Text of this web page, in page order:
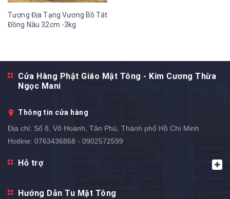
Tượng Địa Tạng Vương Bồ Tát
Đồng Nâu 32cm -3kg
Cửa Hàng Phật Giáo Mật Tông - Kim Cương Thừa
Ngọc Mani
Thông tin cửa hàng
Địa chỉ: Số 8, Võ Hoành, Tân Phú, Thành phố Hồ Chí Minh
Hotline: 0763436868 - 0902572599
Hỗ trợ
Hướng Dẫn Tu Mật Tông